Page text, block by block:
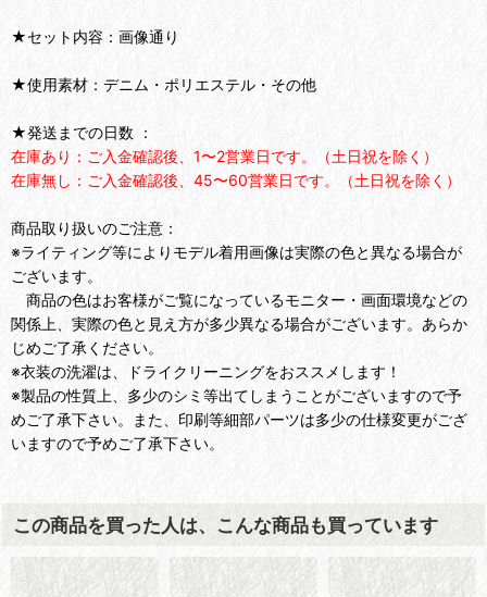
★セット内容：画像通り
★使用素材：デニム・ポリエステル・その他
★発送までの日数 ：
在庫あり：ご入金確認後、1〜2営業日です。（土日祝を除く）
在庫無し：ご入金確認後、45〜60営業日です。（土日祝を除く）
商品取り扱いのご注意：
※ライティング等によりモデル着用画像は実際の色と異なる場合が
ございます。
商品の色はお客様がご覧になっているモニター・画面環境などの
関係上、実際の色と見え方が多少異なる場合がございます。あらか
じめご了承ください。
※衣装の洗濯は、ドライクリーニングをおススメします！
※製品の性質上、多少のシミ等出てしまうことがございますので予
めご了承下さい。また、印刷等細部パーツは多少の仕様変更がござ
いますので予めご了承下さい。
この商品を買った人は、こんな商品も買っています